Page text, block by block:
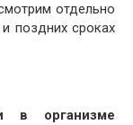
отдельно
поздних сроках
в организме